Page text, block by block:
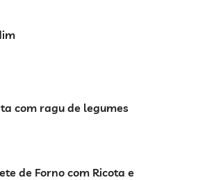
com ragu de legumes
de Forno com Ricota e